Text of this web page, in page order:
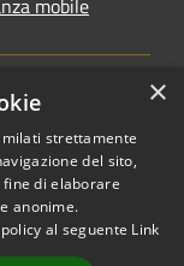
© 2026 • Comune di
• Powered by
•Accesso
redazione
×
strettamente
del sito,
di elaborare
anonime.
al seguente Link